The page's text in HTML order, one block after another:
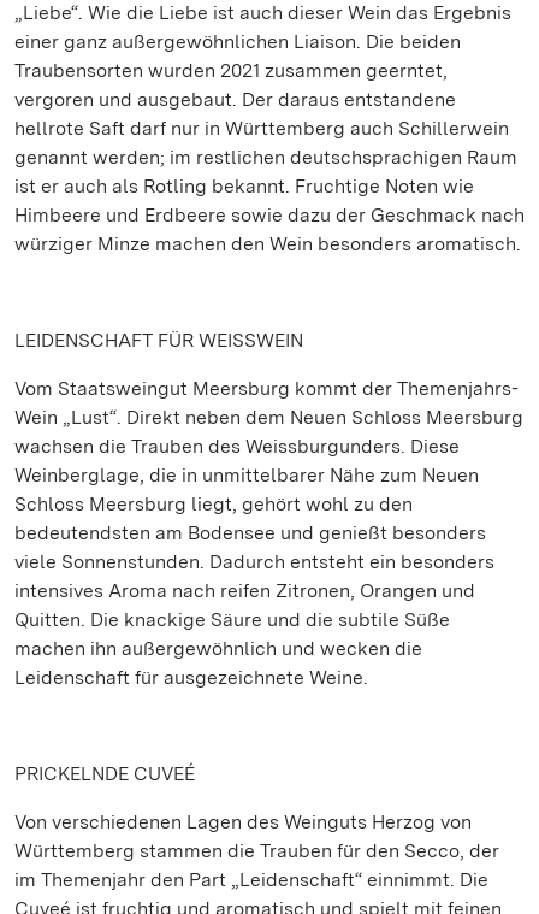
„Liebe“. Wie die Liebe ist auch dieser Wein das Ergebnis
einer ganz außergewöhnlichen Liaison. Die beiden
Traubensorten wurden 2021 zusammen geerntet,
vergoren und ausgebaut. Der daraus entstandene
hellrote Saft darf nur in Württemberg auch Schillerwein
genannt werden; im restlichen deutschsprachigen Raum
ist er auch als Rotling bekannt. Fruchtige Noten wie
Himbeere und Erdbeere sowie dazu der Geschmack nach
würziger Minze machen den Wein besonders aromatisch.
LEIDENSCHAFT FÜR WEISSWEIN
Vom Staatsweingut Meersburg kommt der Themenjahrs-
Wein „Lust“. Direkt neben dem Neuen Schloss Meersburg
wachsen die Trauben des Weissburgunders. Diese
Weinberglage, die in unmittelbarer Nähe zum Neuen
Schloss Meersburg liegt, gehört wohl zu den
bedeutendsten am Bodensee und genießt besonders
viele Sonnenstunden. Dadurch entsteht ein besonders
intensives Aroma nach reifen Zitronen, Orangen und
Quitten. Die knackige Säure und die subtile Süße
machen ihn außergewöhnlich und wecken die
Leidenschaft für ausgezeichnete Weine.
PRICKELNDE CUVEÉ
Von verschiedenen Lagen des Weinguts Herzog von
Württemberg stammen die Trauben für den Secco, der
im Themenjahr den Part „Leidenschaft“ einnimmt. Die
Cuveé ist fruchtig und aromatisch und spielt mit feinen